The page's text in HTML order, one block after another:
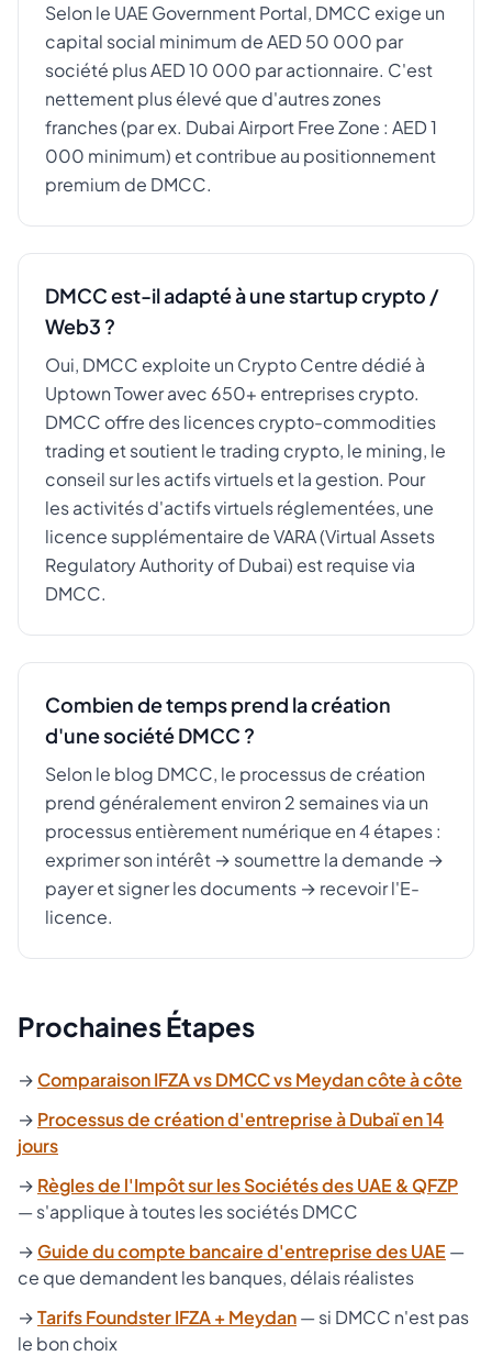
Selon le UAE Government Portal, DMCC exige un
capital social minimum de AED 50 000 par
société plus AED 10 000 par actionnaire. C'est
nettement plus élevé que d'autres zones
franches (par ex. Dubai Airport Free Zone : AED 1
000 minimum) et contribue au positionnement
premium de DMCC.
DMCC est-il adapté à une startup crypto /
Web3 ?
Oui, DMCC exploite un Crypto Centre dédié à
Uptown Tower avec 650+ entreprises crypto.
DMCC offre des licences crypto-commodities
trading et soutient le trading crypto, le mining, le
conseil sur les actifs virtuels et la gestion. Pour
les activités d'actifs virtuels réglementées, une
licence supplémentaire de VARA (Virtual Assets
Regulatory Authority of Dubai) est requise via
DMCC.
Combien de temps prend la création
d'une société DMCC ?
Selon le blog DMCC, le processus de création
prend généralement environ 2 semaines via un
processus entièrement numérique en 4 étapes :
exprimer son intérêt → soumettre la demande →
payer et signer les documents → recevoir l'E-
licence.
Prochaines Étapes
→ Comparaison IFZA vs DMCC vs Meydan côte à côte
→ Processus de création d'entreprise à Dubaï en 14
jours
→ Règles de l'Impôt sur les Sociétés des UAE & QFZP
— s'applique à toutes les sociétés DMCC
→ Guide du compte bancaire d'entreprise des UAE —
ce que demandent les banques, délais réalistes
→Tarifs Foundster IFZA + Meydan— si DMCC n'est pas
le bon choix